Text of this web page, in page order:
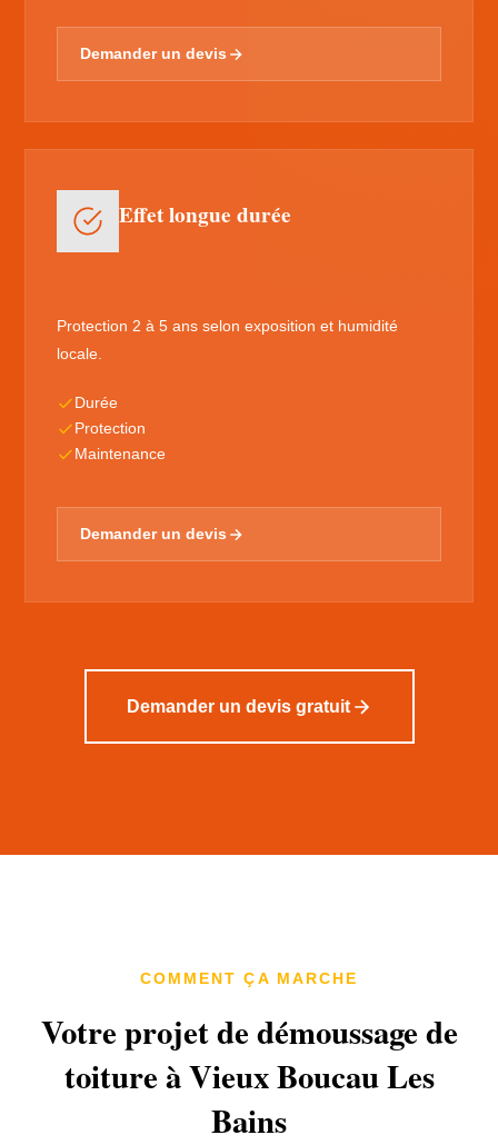
Demander un devis
Effet longue durée
Protection 2 à 5 ans selon exposition et humidité
locale.
Durée
Protection
Maintenance
Demander un devis
Demander un devis gratuit
COMMENT ÇA MARCHE
Votre projet de démoussage de
toiture à Vieux Boucau Les
Bains